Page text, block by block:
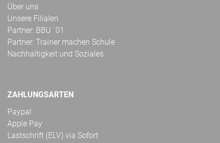
Über uns
Unsere Filialen
Partner: BBU ´01
Partner: Trainer machen Schule
Nachhaltigkeit und Soziales
ZAHLUNGSARTEN
Paypal
Apple Pay
Lastschrift (ELV) via Sofort